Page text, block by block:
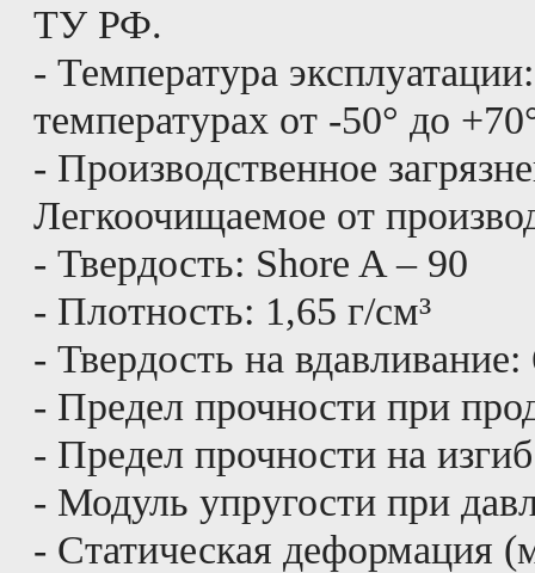
ТУ РФ.
- Температура
температурах от -50° до
- Производственное
Легкоочищаемое от
- Твердость: Shore A – 90
- Плотность: 1,65 г/см³
- Твердость на
- Предел прочности при
- Предел прочности на
- Модуль упругости при
- Статическая деформация